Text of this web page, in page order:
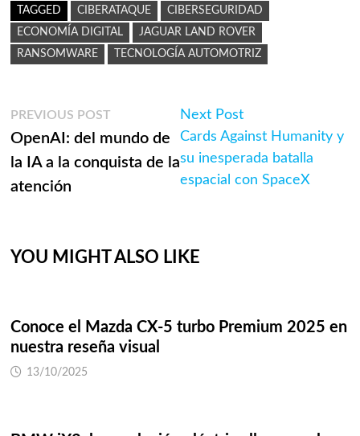
TAGGED CIBERATAQUE
CIBERSEGURIDAD
ECONOMÍA DIGITAL
JAGUAR LAND ROVER
RANSOMWARE
TECNOLOGÍA AUTOMOTRIZ
Navegación
de
entradas
PREVIOUS POSTPrevious
post:
OpenAI: del mundo de
la IA a la conquista de la
atención
Next PostNext
post:
Cards Against Humanity y
su inesperada batalla
espacial con SpaceX
YOU MIGHT ALSO LIKE
Conoce el Mazda CX-5 turbo Premium 2025 en
nuestra reseña visual
13/10/2025